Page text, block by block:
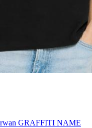
GRAFFITI NAME